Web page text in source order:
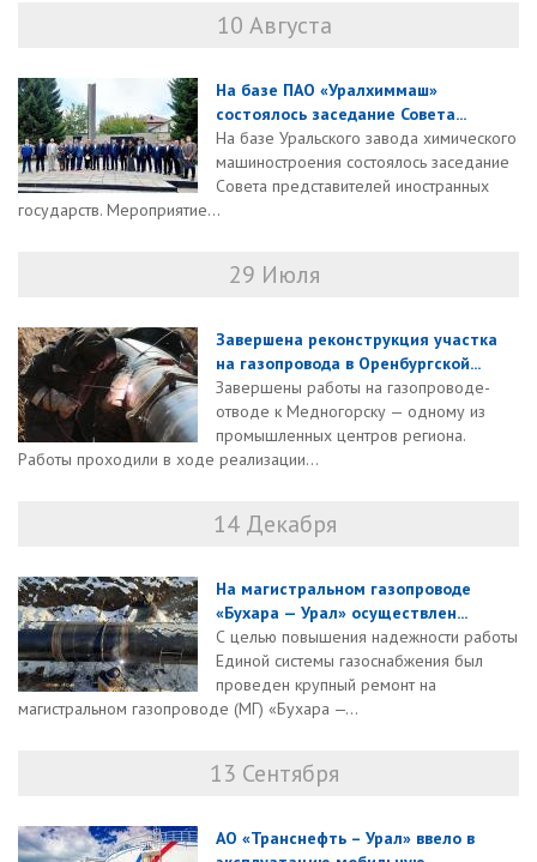
10 Августа
На базе ПАО «Уралхиммаш»
состоялось заседание Совета...
На базе Уральского завода химического
машиностроения состоялось заседание
Совета представителей иностранных
государств. Мероприятие...
29 Июля
Завершена реконструкция участка
на газопровода в Оренбургской...
Завершены работы на газопроводе-
отводе к Медногорску — одному из
промышленных центров региона.
Работы проходили в ходе реализации...
14 Декабря
На магистральном газопроводе
«Бухара — Урал» осуществлен...
С целью повышения надежности работы
Единой системы газоснабжения был
проведен крупный ремонт на
магистральном газопроводе (МГ) «Бухара —...
13 Сентября
АО «Транснефть – Урал» ввело в